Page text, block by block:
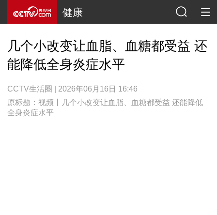
健康
几个小改变让血脂、血糖都受益 还
能降低全身炎症水平
CCTV生活圈 | 2026年06月16日 16:46
原标题：视频丨几个小改变让血脂、血糖都受益 还能降低
全身炎症水平